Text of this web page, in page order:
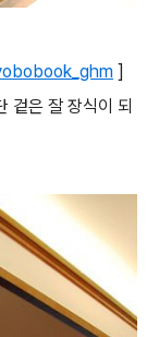
]
겉은 잘 장식이 되